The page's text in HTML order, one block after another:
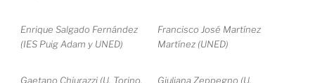
Enrique Salgado Fernández
(IES Puig Adam y UNED)
Francisco José Martínez
Martínez (UNED)
Gaetano Chiurazzi (U. Torino,
Giuliana Zeppegno (U.